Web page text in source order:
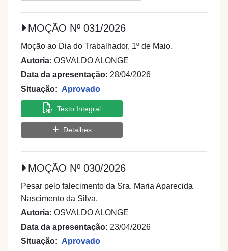
MOÇÃO Nº 031/2026
Moção ao Dia do Trabalhador, 1º de Maio.
Autoria: OSVALDO ALONGE
Data da apresentação: 28/04/2026
Situação: Aprovado
Texto Integral
Detalhes
MOÇÃO Nº 030/2026
Pesar pelo falecimento da Sra. Maria Aparecida
Nascimento da Silva.
Autoria: OSVALDO ALONGE
Data da apresentação: 23/04/2026
Situação: Aprovado